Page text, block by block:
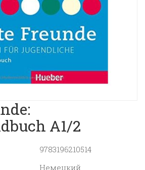
A1/2
9783196210514
Немецкий